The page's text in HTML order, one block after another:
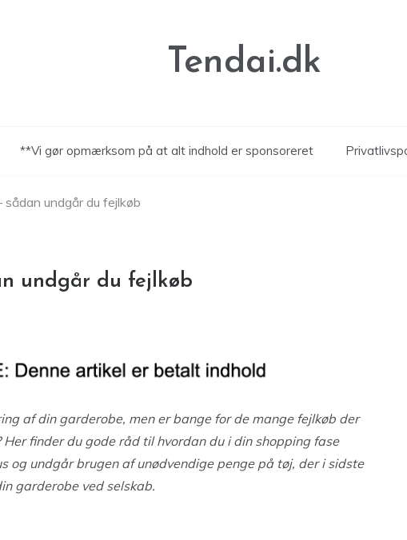
Tendai.dk
**Vi gør opmærksom på at alt indhold er sponsoreret
sådan undgår du fejlkøb
undgår du fejlkøb
af din garderobe, men er bange for de mange fejlkøb der
finder du gode råd til hvordan du i din shopping fase
og undgår brugen af unødvendige penge på tøj, der i sidste
garderobe ved selskab.